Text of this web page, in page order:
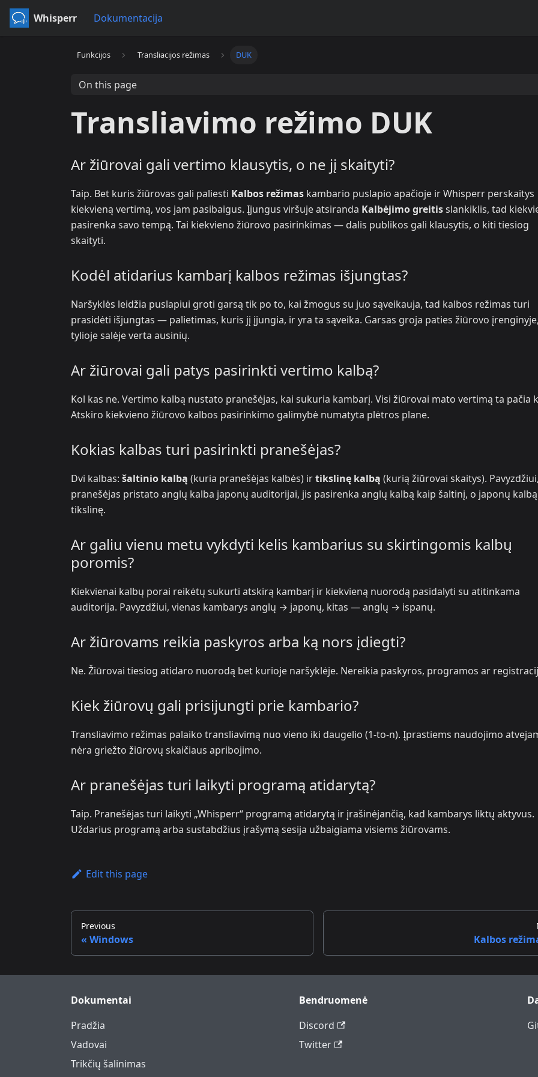
Whisperr Dokumentacija
Funkcijos Transliacijos režimas DUK
On this page
Transliavimo režimo DUK
Ar žiūrovai gali vertimo klausytis, o ne jį skaityti?
Taip. Bet kuris žiūrovas gali paliesti Kalbos režimas kambario puslapio apačioje ir Whisperr perskaitys
kiekvieną vertimą, vos jam pasibaigus. Įjungus viršuje atsiranda Kalbėjimo greitisslankiklis, tad
pasirenka savo tempą. Tai kiekvieno žiūrovo pasirinkimas — dalis publikos gali klausytis, o kiti tiesiog
skaityti.
Kodėl atidarius kambarį kalbos režimas išjungtas?
Naršyklės leidžia puslapiui groti garsą tik po to, kai žmogus su juo sąveikauja, tad kalbos režimas turi
prasidėti išjungtas — palietimas, kuris jį įjungia, ir yra ta sąveika. Garsas groja paties žiūrovo
tylioje salėje verta ausinių.
Ar žiūrovai gali patys pasirinkti vertimo kalbą?
Kol kas ne. Vertimo kalbą nustato pranešėjas, kai sukuria kambarį. Visi žiūrovai mato vertimą ta pačia
Atskiro kiekvieno žiūrovo kalbos pasirinkimo galimybė numatyta plėtros plane.
Kokias kalbas turi pasirinkti pranešėjas?
Dvi kalbas: šaltinio kalbą (kuria pranešėjas kalbės) irtikslinę kalbą (kurią žiūrovai skaitys).
pranešėjas pristato anglų kalba japonų auditorijai, jis pasirenka anglų kalbą kaip šaltinį, o japonų
tikslinę.
Ar galiu vienu metu vykdyti kelis kambarius su skirtingomis kalbų
poromis?
Kiekvienai kalbų porai reikėtų sukurti atskirą kambarį ir kiekvieną nuorodą pasidalyti su atitinkama
auditorija. Pavyzdžiui, vienas kambarys anglų → japonų, kitas — anglų → ispanų.
Ar žiūrovams reikia paskyros arba ką nors įdiegti?
Ne. Žiūrovai tiesiog atidaro nuorodą bet kurioje naršyklėje. Nereikia paskyros, programos ar
Kiek žiūrovų gali prisijungti prie kambario?
Transliavimo režimas palaiko transliavimą nuo vieno iki daugelio (1-to-n). Įprastiems naudojimo
nėra griežto žiūrovų skaičiaus apribojimo.
Ar pranešėjas turi laikyti programą atidarytą?
Taip. Pranešėjas turi laikyti „Whisperr“ programą atidarytą ir įrašinėjančią, kad kambarys liktų aktyvus.
Uždarius programą arba sustabdžius įrašymą sesija užbaigiama visiems žiūrovams.
Edit this page
Previous
Windows Kalbos
Dokumentai
Pradžia
Vadovai
Trikčių šalinimas
Bendruomenė
Discord
Twitter